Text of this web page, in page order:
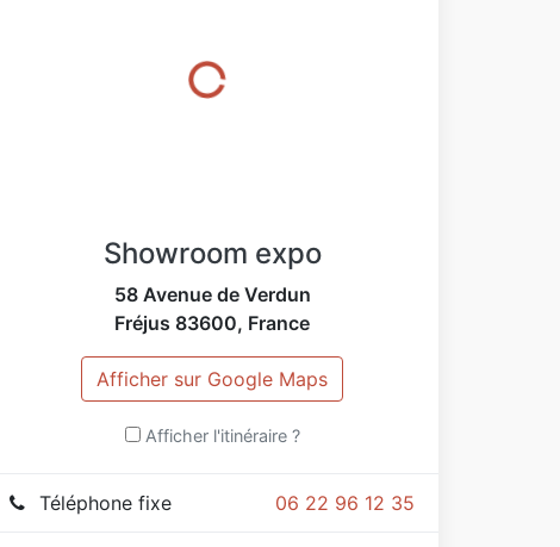
VICTOR LÉON 0622961235
Showroom expo
58 Avenue de Verdun
Fréjus 83600, France
Afficher sur Google Maps
Afficher l'itinéraire ?
06 22 96 12 35
Téléphone fixe